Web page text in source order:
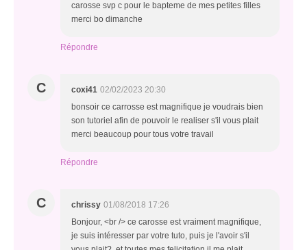
carosse svp c pour le bapteme de mes petites filles
merci bo dimanche
Répondre
C coxi41 02/02/2023 20:30
bonsoir ce carrosse est magnifique je voudrais bien
son tutoriel afin de pouvoir le realiser s'il vous plait
merci beaucoup pour tous votre travail
Répondre
C chrissy 01/08/2018 17:26
Bonjour, <br /> ce carosse est vraiment magnifique,
je suis intéresser par votre tuto, puis je l'avoir s'il